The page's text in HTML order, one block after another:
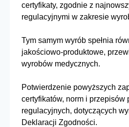
certyfikaty, zgodnie z
regulacyjnymi w zakresie
Tym samym wyrób spełnia
jakościowo-produktowe,
wyrobów medycznych.
Potwierdzenie powyższych
certyfikatów, norm i przepisów
regulacyjnych, dotyczących
Deklaracji Zgodności.